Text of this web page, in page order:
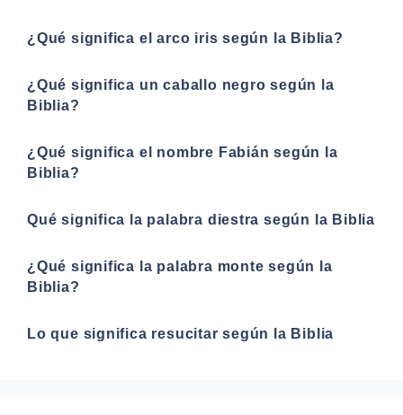
¿Qué significa el arco iris según la Biblia?
¿Qué significa un caballo negro según la
Biblia?
¿Qué significa el nombre Fabián según la
Biblia?
Qué significa la palabra diestra según la Biblia
¿Qué significa la palabra monte según la
Biblia?
Lo que significa resucitar según la Biblia